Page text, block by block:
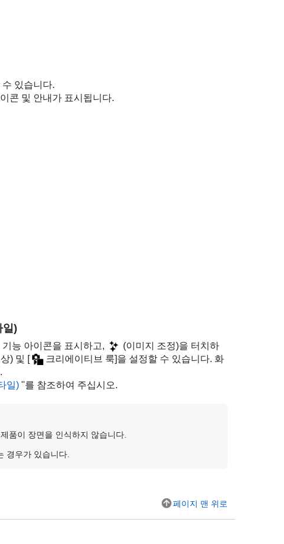
있습니다.
콘 및 안내가 표시됩니다.
일)
능 아이콘을 표시하고,
(이미지 조정)을 터치하
) 및 [ 크리에이티브 룩]을 설정할 수 있습니다. 화
일) "를 참조하여 주십시오.
품이 장면을 인식하지 않습니다.
경우가 있습니다.
페이지 맨 위로